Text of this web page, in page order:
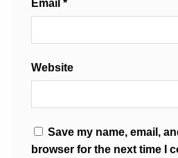
Email *
Website
Save my name, email,
browser for the next time I